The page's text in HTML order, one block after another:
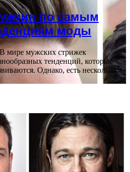
по самым
моды
мире мужских стрижек
тенденций, которые
Однако, есть несколько